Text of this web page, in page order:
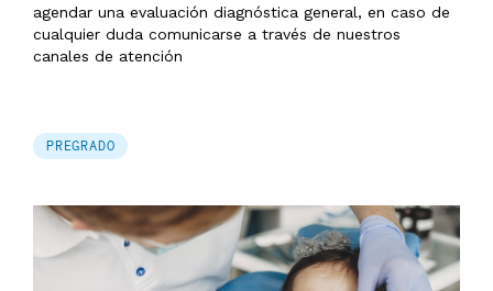
agendar una evaluación diagnóstica general, en caso de
cualquier duda comunicarse a través de nuestros
canales de atención
PREGRADO